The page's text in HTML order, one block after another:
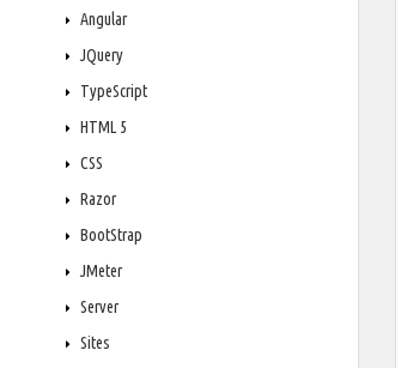
Angular
JQuery
TypeScript
HTML 5
CSS
Razor
BootStrap
JMeter
Server
Sites